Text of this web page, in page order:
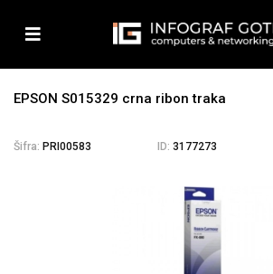
EPSON S015329 crna ribon traka
Šifra: PRI00583 ID: 3177273